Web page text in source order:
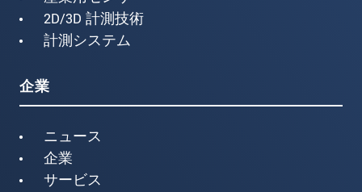
2D/3D 計測技術
計測システム
企業
ニュース
企業
サービス